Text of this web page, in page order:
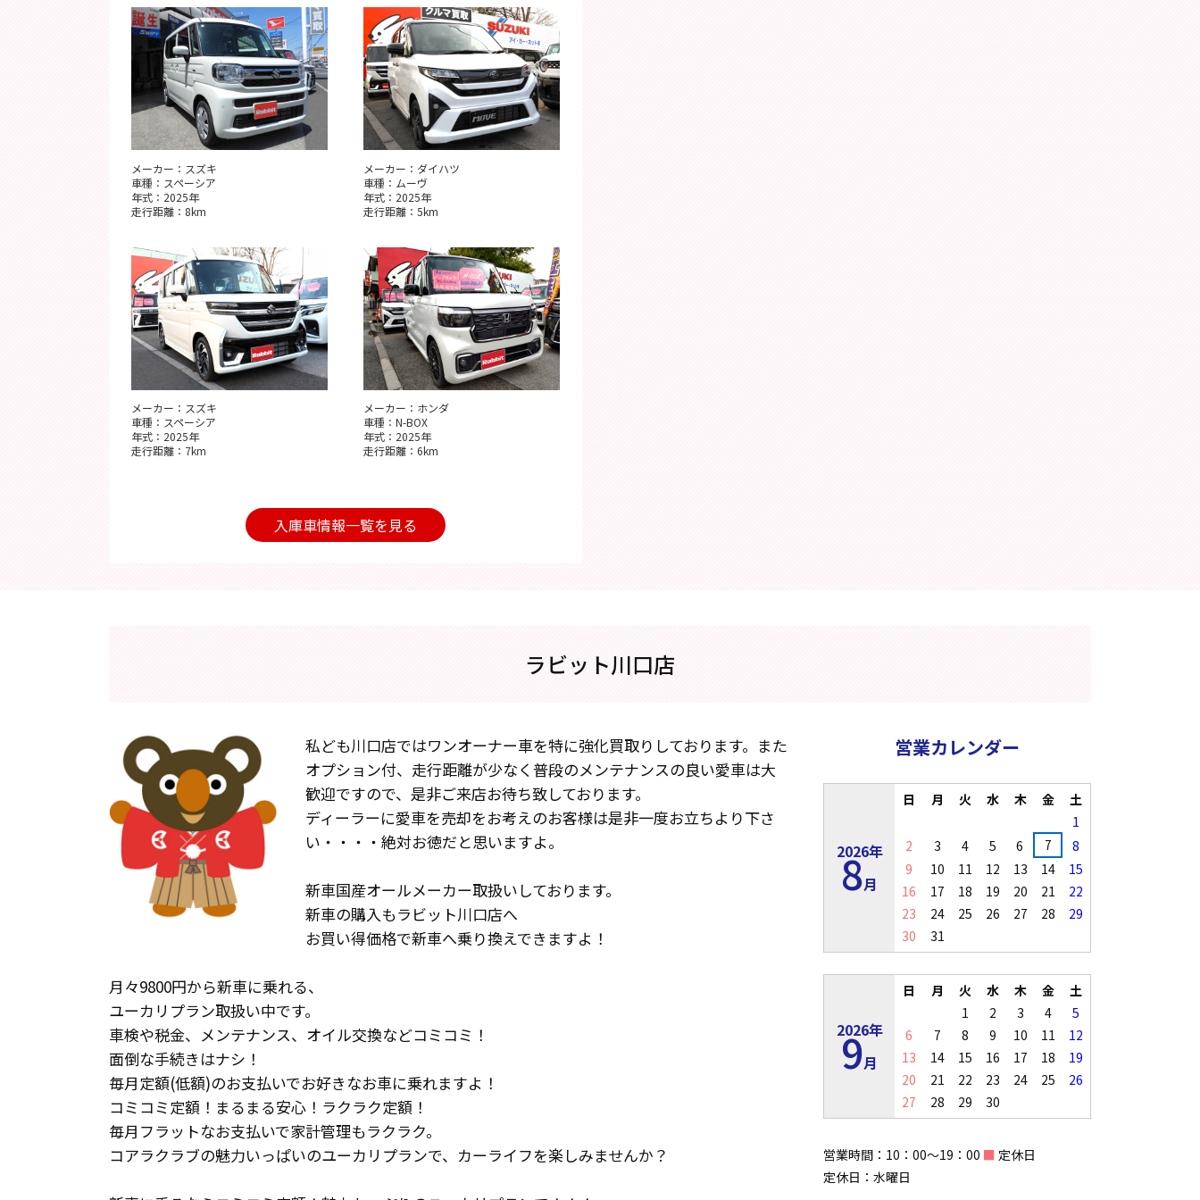
メーカー：スズキ
車種：スペーシア
年式：2025年
走行距離：8km
メーカー：ダイハツ
車種：ムーヴ
年式：2025年
走行距離：5km
メーカー：スズキ
車種：スペーシア
年式：2025年
走行距離：7km
メーカー：ホンダ
車種：N-BOX
年式：2025年
走行距離：6km
入庫車情報一覧を見る
ラビット川口店
私ども川口店ではワンオーナー車を特に強化買取りしております。また
オプション付、走行距離が少なく普段のメンテナンスの良い愛車は大
歓迎ですので、是非ご来店お待ち致しております。
ディーラーに愛車を売却をお考えのお客様は是非一度お立ちより下さ
い・・・・絶対お徳だと思いますよ。
新車国産オールメーカー取扱いしております。
新車の購入もラビット川口店へ
お買い得価格で新車へ乗り換えできますよ！
月々9800円から新車に乗れる、
ユーカリプラン取扱い中です。
車検や税金、メンテナンス、オイル交換などコミコミ！
面倒な手続きはナシ！
毎月定額(低額)のお支払いでお好きなお車に乗れますよ！
コミコミ定額！まるまる安心！ラクラク定額！
毎月フラットなお支払いで家計管理もラクラク。
コアラクラブの魅力いっぱいのユーカリプランで、カーライフを楽しみませんか？
営業カレンダー
2026年
8月
日 月 火 水 木 金
土
1
2
3 4 5 6 7
8
9
10 11 12 13 14
15
16
17 18 19 20 21
22
23
24 25 26 27 28
29
30
31
2026年
9月
日 月 火 水 木 金
土
1
2 3 4
5
6
7 8 9 10 11
12
13
14 15 16 17 18
19
20
21 22 23 24 25
26
27
28 29 30
営業時間：10：00～19：00 ■ 定休日
定休日：水曜日